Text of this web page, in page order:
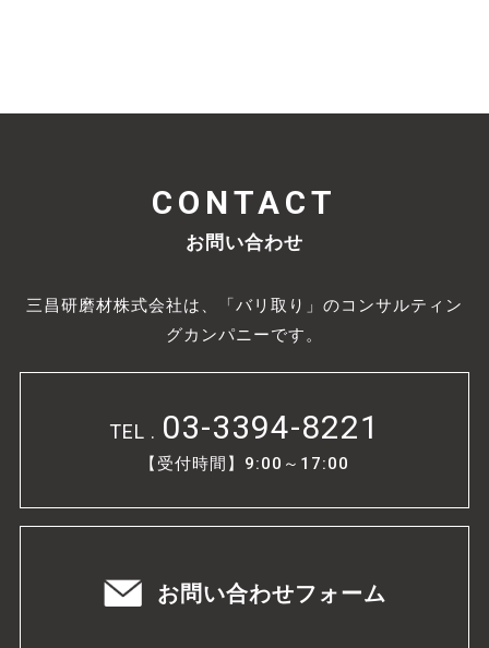
CONTACT
お問い合わせ
三昌研磨材株式会社は、「バリ取り」のコンサルティン
グカンパニーです。
TEL . 03-3394-8221
【受付時間】9:00～17:00
お問い合わせフォーム